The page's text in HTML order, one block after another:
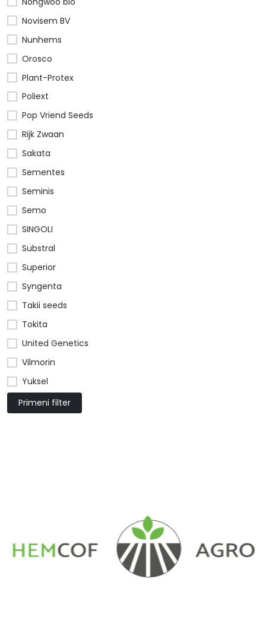
Novisem BV
Nunhems
Orosco
Plant-Protex
Poliext
Pop Vriend Seeds
Rijk Zwaan
Sakata
Sementes
Seminis
Semo
SINGOLI
Substral
Superior
Syngenta
Takii seeds
Tokita
United Genetics
Vilmorin
Yuksel
Primeni filter